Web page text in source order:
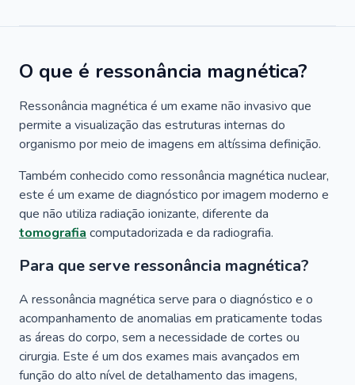
O que é ressonância magnética?
Ressonância magnética é um exame não invasivo que
permite a visualização das estruturas internas do
organismo por meio de imagens em altíssima definição.
Também conhecido como ressonância magnética nuclear,
este é um exame de diagnóstico por imagem moderno e
que não utiliza radiação ionizante, diferente da
tomografia computadorizada e da radiografia.
Para que serve ressonância magnética?
A ressonância magnética serve para o diagnóstico e o
acompanhamento de anomalias em praticamente todas
as áreas do corpo, sem a necessidade de cortes ou
cirurgia. Este é um dos exames mais avançados em
função do alto nível de detalhamento das imagens,